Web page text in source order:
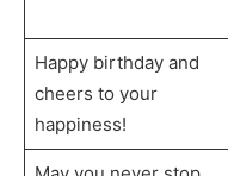
Happy birthday and
cheers to your
happiness!